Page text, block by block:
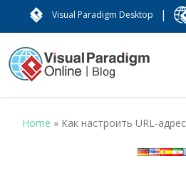
Visual Paradigm Desktop |
Home » Как настроить URL-